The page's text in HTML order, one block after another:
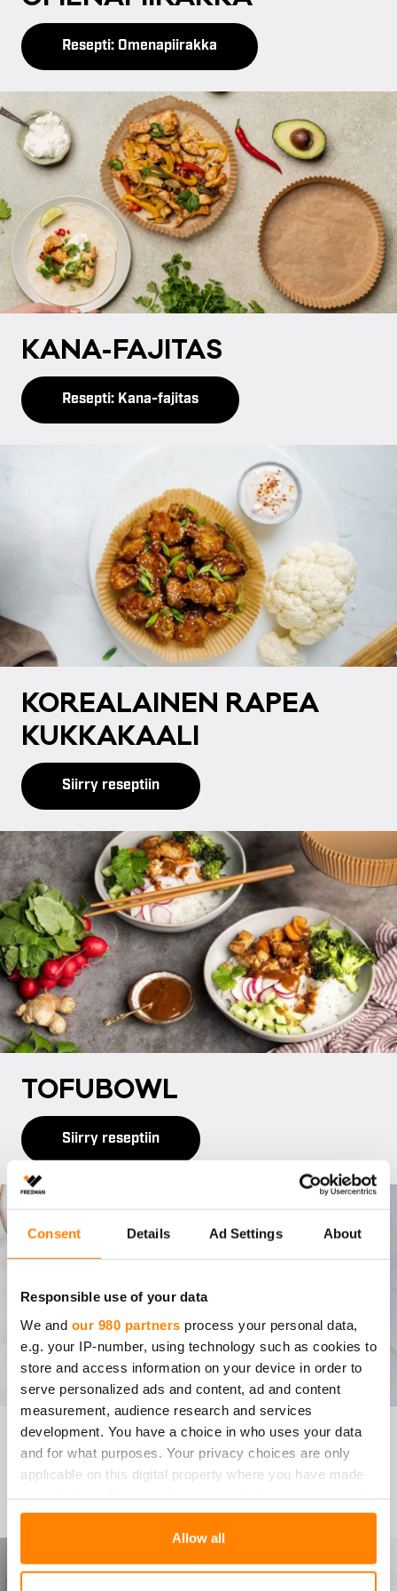
Consent Details Ad Settings About
Responsible use of your data
We and our 980 partners process your personal data,
e.g. your IP-number, using technology such as cookies to
store and access information on your device in order to
serve personalized ads and content, ad and content
measurement, audience research and services
development. You have a choice in who uses your data
and for what purposes. Your privacy choices are only
applicable on this digital property where you have made
any time from the Cookie Declaration or by clicking on
Allow all
Resepti: Omenapiirakka
KA­NA-FA­JI­TAS
Resepti: Kana-fajitas
KO­REA­LAI­NEN RA­PEA
KUK­KA­KAA­LI
Siirry reseptiin
TO­FU­BOWL
Siirry reseptiin
MUS­TIK­KA­PII­RAK­KA